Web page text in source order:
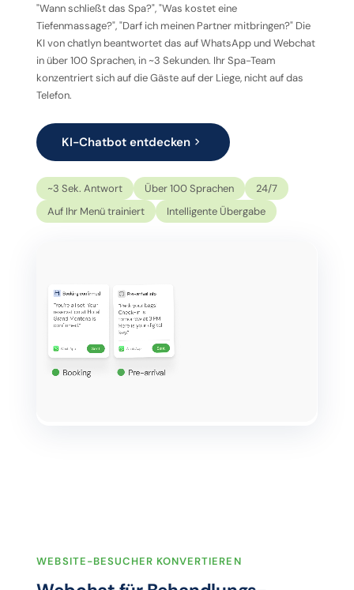
"Wann schließt das Spa?", "Was kostet eine
Tiefenmassage?", "Darf ich meinen Partner mitbringen?" Die
KI von chatlyn beantwortet das auf WhatsApp und Webchat
in über 100 Sprachen, in ~3 Sekunden. Ihr Spa-Team
konzentriert sich auf die Gäste auf der Liege, nicht auf das
Telefon.
KI-Chatbot entdecken
~3 Sek. Antwort Über 100 Sprachen
24/7
Auf Ihr Menü trainiert
Intelligente Übergabe
WEBSITE-BESUCHER KONVERTIEREN